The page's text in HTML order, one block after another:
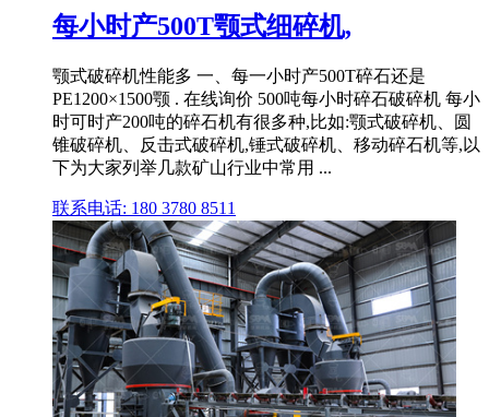
每小时产500T颚式细碎机,
颚式破碎机性能多 一、每一小时产500T碎石还是
PE1200×1500颚 . 在线询价 500吨每小时碎石破碎机 每小
时可时产200吨的碎石机有很多种,比如:颚式破碎机、圆
锥破碎机、反击式破碎机,锤式破碎机、移动碎石机等,以
下为大家列举几款矿山行业中常用 ...
联系电话: 180 3780 8511